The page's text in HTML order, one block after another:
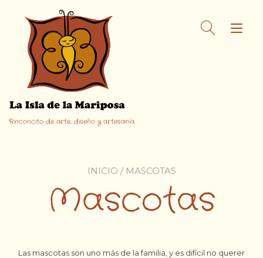
contenido
Rinconcito de arte, diseño y artesanía.
INICIO / MASCOTAS
Mascotas
Las mascotas son uno más de la familia, y es difícil no querer